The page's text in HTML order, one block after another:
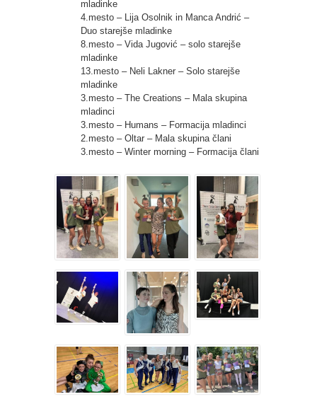
mladinke
4.mesto – Lija Osolnik in Manca Andrić –
Duo starejše mladinke
8.mesto – Vida Jugović – solo starejše
mladinke
13.mesto – Neli Lakner – Solo starejše
mladinke
3.mesto – The Creations – Mala skupina
mladinci
3.mesto – Humans – Formacija mladinci
2.mesto – Oltar – Mala skupina člani
3.mesto – Winter morning – Formacija člani